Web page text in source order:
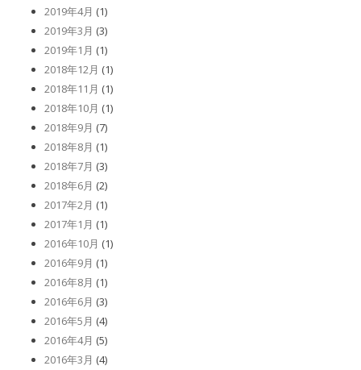
2019年4月 (1)
2019年3月 (3)
2019年1月 (1)
2018年12月 (1)
2018年11月 (1)
2018年10月 (1)
2018年9月 (7)
2018年8月 (1)
2018年7月 (3)
2018年6月 (2)
2017年2月 (1)
2017年1月 (1)
2016年10月 (1)
2016年9月 (1)
2016年8月 (1)
2016年6月 (3)
2016年5月 (4)
2016年4月 (5)
2016年3月 (4)